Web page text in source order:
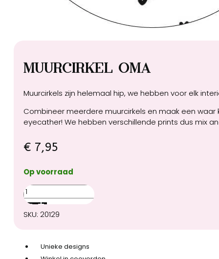
Muurcirkel Oma
Muurcirkels zijn helemaal hip, we hebben voor elk
Combineer meerdere muurcirkels en maak een waar
eyecather! We hebben verschillende prints dus mix
€ 7,95
Op voorraad
Muurcirkel
Oma
aantal
SKU: 20129
Unieke designs